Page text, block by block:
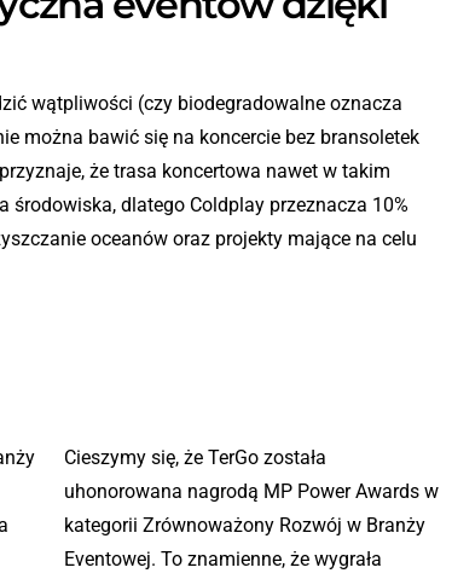
wątpliwości (czy biodegradowalne oznacza
można bawić się na koncercie bez bransoletek
że trasa koncertowa nawet w takim
dlatego Coldplay przeznacza 10%
oceanów oraz projekty mające na celu
Cieszymy się, że TerGo została
uhonorowana nagrodą MP Power Awards w
kategorii Zrównoważony Rozwój w Branży
Eventowej. To znamienne, że wygrała